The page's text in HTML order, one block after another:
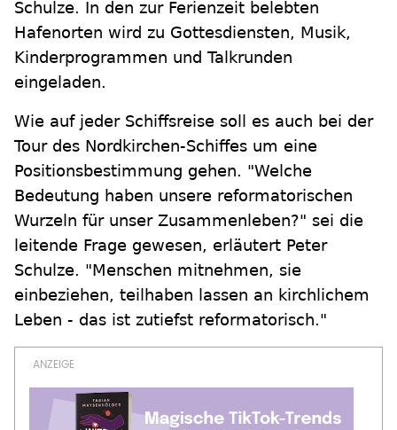
Schulze. In den zur Ferienzeit belebten
Hafenorten wird zu Gottesdiensten, Musik,
Kinderprogrammen und Talkrunden
eingeladen.
Wie auf jeder Schiffsreise soll es auch bei der
Tour des Nordkirchen-Schiffes um eine
Positionsbestimmung gehen. "Welche
Bedeutung haben unsere reformatorischen
Wurzeln für unser Zusammenleben?" sei die
leitende Frage gewesen, erläutert Peter
Schulze. "Menschen mitnehmen, sie
einbeziehen, teilhaben lassen an kirchlichem
Leben - das ist zutiefst reformatorisch."